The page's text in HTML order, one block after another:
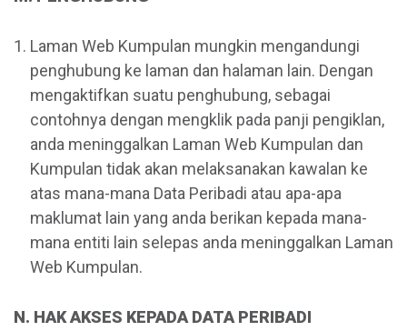
Laman Web Kumpulan mungkin mengandungi
penghubung ke laman dan halaman lain. Dengan
mengaktifkan suatu penghubung, sebagai
contohnya dengan mengklik pada panji pengiklan,
anda meninggalkan Laman Web Kumpulan dan
Kumpulan tidak akan melaksanakan kawalan ke
atas mana-mana Data Peribadi atau apa-apa
maklumat lain yang anda berikan kepada mana-
mana entiti lain selepas anda meninggalkan Laman
Web Kumpulan.
N. HAK AKSES KEPADA DATA PERIBADI